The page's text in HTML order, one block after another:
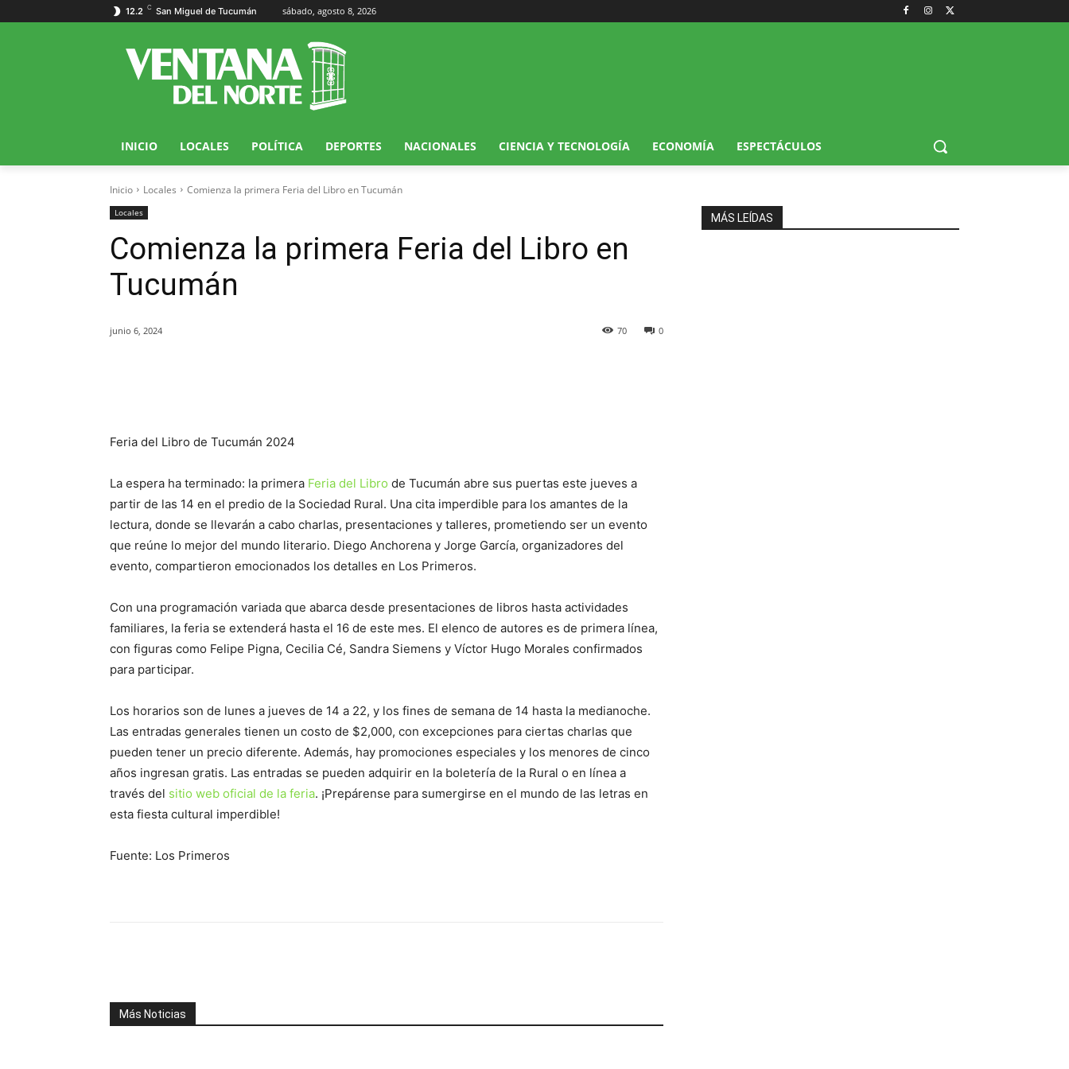
12.2 C San Miguel de Tucumán sábado, agosto 8, 2026
INICIO LOCALES POLÍTICA DEPORTES NACIONALES CIENCIA Y TECNOLOGÍA ECONOMÍA ESPECTÁCULOS
Inicio Locales Comienza la primera Feria del Libro en Tucumán
Locales
Comienza la primera Feria del Libro en
Tucumán
junio 6, 2024 0
70
Feria del Libro de Tucumán 2024
La espera ha terminado: la primera Feria del Libro de Tucumán abre sus puertas este jueves a
partir de las 14 en el predio de la Sociedad Rural. Una cita imperdible para los amantes de la
lectura, donde se llevarán a cabo charlas, presentaciones y talleres, prometiendo ser un evento
que reúne lo mejor del mundo literario. Diego Anchorena y Jorge García, organizadores del
evento, compartieron emocionados los detalles en Los Primeros.
Con una programación variada que abarca desde presentaciones de libros hasta actividades
familiares, la feria se extenderá hasta el 16 de este mes. El elenco de autores es de primera línea,
con figuras como Felipe Pigna, Cecilia Cé, Sandra Siemens y Víctor Hugo Morales confirmados
para participar.
Los horarios son de lunes a jueves de 14 a 22, y los fines de semana de 14 hasta la medianoche.
Las entradas generales tienen un costo de $2,000, con excepciones para ciertas charlas que
pueden tener un precio diferente. Además, hay promociones especiales y los menores de cinco
años ingresan gratis. Las entradas se pueden adquirir en la boletería de la Rural o en línea a
través del sitio web oficial de la feria. ¡Prepárense para sumergirse en el mundo de las letras en
esta fiesta cultural imperdible!
Fuente: Los Primeros
Más Noticias
MÁS LEÍDAS